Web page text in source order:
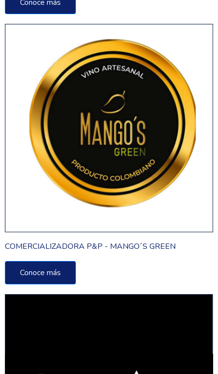
Conoce más
COMERCIALIZADORA P&P - MANGO´S GREEN
Conoce más